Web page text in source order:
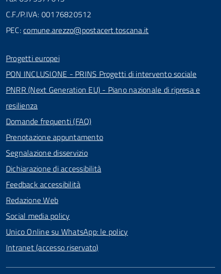
C.F./P.IVA: 00176820512
PEC:comune.arezzo@postacert.toscana.it
Progetti europei
PON INCLUSIONE - PRINS Progetti di intervento sociale
PNRR (Next Generation EU) - Piano nazionale di ripresa e
resilienza
Domande frequenti (FAQ)
Prenotazione appuntamento
Segnalazione disservizio
Dichiarazione di accessibilità
Feedback accessibilità
Redazione Web
Social media policy
Unico Online su WhatsApp: le policy
Intranet (accesso riservato)